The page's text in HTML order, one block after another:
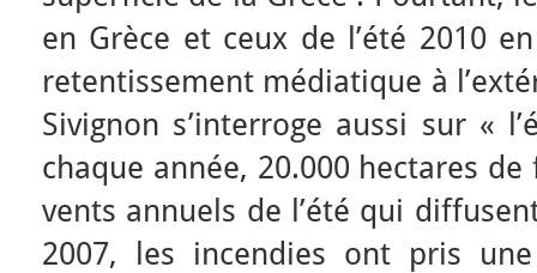
en Grèce et ceux de l’été 2010
retentissement médiatique à
Sivignon s’interroge aussi sur «
chaque année, 20.000 hectares
vents annuels de l’été qui
2007, les incendies ont pris